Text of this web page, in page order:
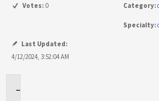
Votes: 0 Category:
Specialty:
Last Updated:
4/12/2024, 3:52:04 AM